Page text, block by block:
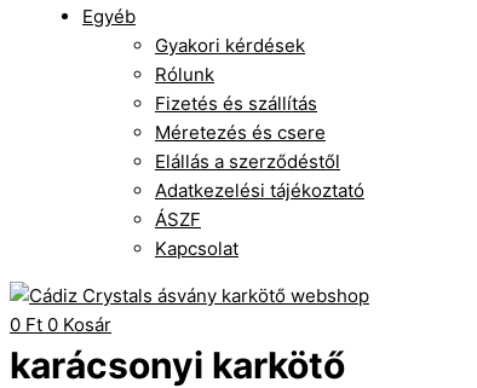
Egyéb
Gyakori kérdések
Rólunk
Fizetés és szállítás
Méretezés és csere
Elállás a szerződéstől
Adatkezelési tájékoztató
ÁSZF
Kapcsolat
0 Ft 0 Kosár
karácsonyi karkötő